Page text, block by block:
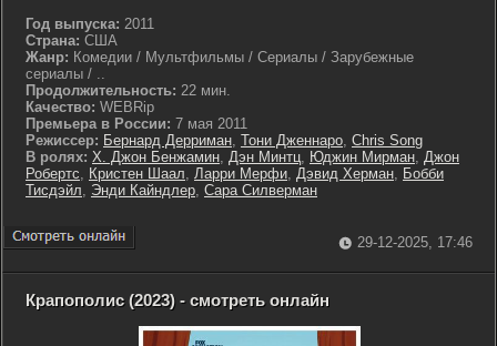
Год выпуска: 2011
Страна: США
Жанр: Комедии / Мультфильмы / Сериалы / Зарубежные
сериалы / ..
Продолжительность: 22 мин.
Качество: WEBRip
Премьера в России: 7 мая 2011
Режиссер: Бернард Дерриман, Тони Дженнаро, Chris Song
В ролях: Х. Джон Бенжамин, Дэн Минтц, Юджин Мирман, Джон
Робертс, Кристен Шаал, Ларри Мерфи, Дэвид Херман, Бобби
Тисдэйл, Энди Кайндлер, Сара Силверман
29-12-2025, 17:46
Крапополис (2023) - смотреть онлайн